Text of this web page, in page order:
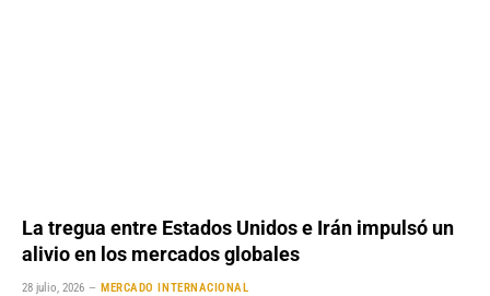
La tregua entre Estados Unidos e Irán impulsó un
alivio en los mercados globales
28 julio, 2026 MERCADO INTERNACIONAL